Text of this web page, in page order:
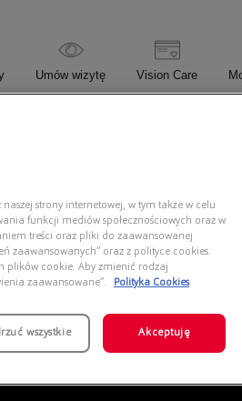
Umów wizytę Vision Care
strony internetowej, w tym także w celu
funkcji mediów społecznościowych oraz w
treści oraz pliki do zaawansowanej
zaawansowanych” oraz z polityce cookies.
plików cookie. Aby zmienić rodzaj
zaawansowane”.
Polityka Cookies
wszystkie Akceptuję